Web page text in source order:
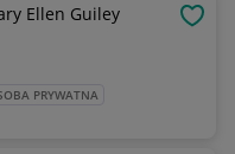
Ellen Guiley
PRYWATNA